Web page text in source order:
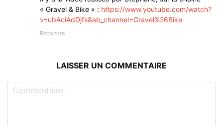
« Gravel & Bike » : https://www.youtube.com/watch?
v=ubAciAdDjfs&ab_channel=Gravel%26Bike
Répondre
LAISSER UN COMMENTAIRE